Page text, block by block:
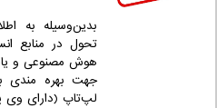
بدین‌وسیله به
تحول در منابع
هوش مصنوعی و
جهت بهره مندی
لپ‌تاپ (دارای وی